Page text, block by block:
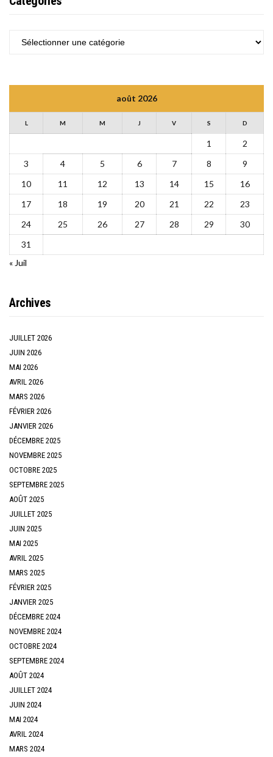
CATÉGORIES
août 2026
L M M J V S D
1
2
3
4 5 6 7 8
9
10
11 12 13 14 15
16
17
18 19 20 21 22
23
24
25 26 27 28 29
30
31
« Juil
Archives
JUILLET 2026
JUIN 2026
MAI 2026
AVRIL 2026
MARS 2026
FÉVRIER 2026
JANVIER 2026
DÉCEMBRE 2025
NOVEMBRE 2025
OCTOBRE 2025
SEPTEMBRE 2025
AOÛT 2025
JUILLET 2025
JUIN 2025
MAI 2025
AVRIL 2025
MARS 2025
FÉVRIER 2025
JANVIER 2025
DÉCEMBRE 2024
NOVEMBRE 2024
OCTOBRE 2024
SEPTEMBRE 2024
AOÛT 2024
JUILLET 2024
JUIN 2024
MAI 2024
AVRIL 2024
MARS 2024